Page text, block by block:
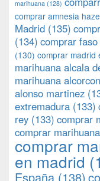
marihuana (128)
comprar amnesia
Madrid (135)
(134) comprar
(130) comprar madrid
marihuana alcala
marihuana
alonso martinez
extremadura (133)
rey (133) comprar
comprar
comprar
en madrid
España (138)